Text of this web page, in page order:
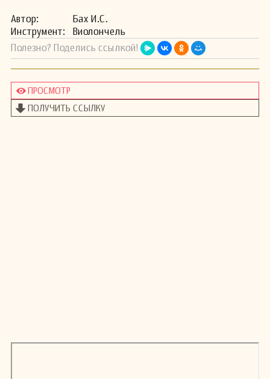
Автор:
Бах И.С.
Инстру­мент:
Виолончель
Полезно? Поделись ссылкой!
ПРОСМОТР
ПОЛУЧИТЬ ССЫЛКУ